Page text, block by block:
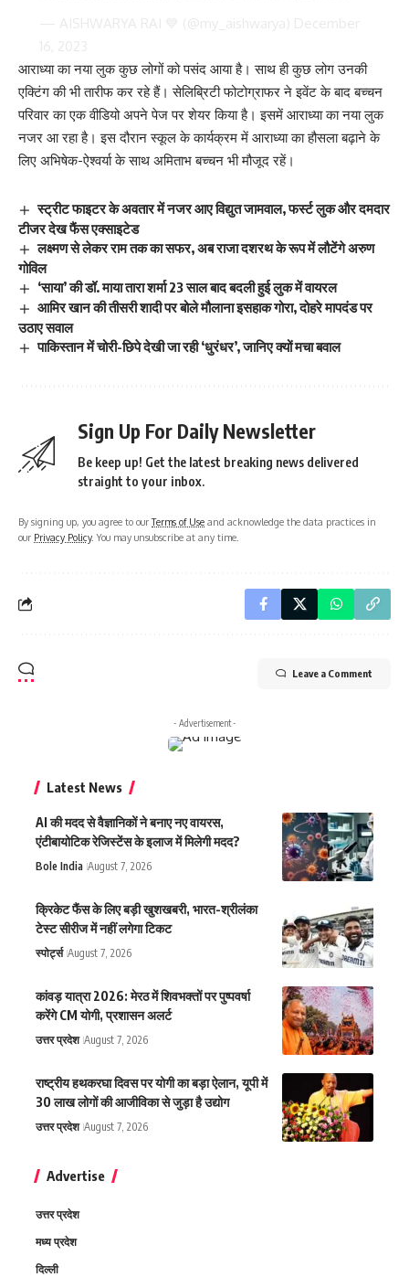
आराध्या का नया लुक कुछ लोगों को पसंद आया है। साथ ही कुछ लोग उनकी
एक्टिंग की भी तारीफ कर रहे हैं। सेलिब्रिटी फोटोग्राफर ने इवेंट के बाद बच्चन
परिवार का एक वीडियो अपने पेज पर शेयर किया है। इसमें आराध्या का नया लुक
नजर आ रहा है। इस दौरान स्कूल के कार्यक्रम में आराध्या का हौसला बढ़ाने के
लिए अभिषेक-ऐश्वर्या के साथ अमिताभ बच्चन भी मौजूद रहें।
स्ट्रीट फाइटर के अवतार में नजर आए विद्युत जामवाल, फर्स्ट लुक और दमदार
टीजर देख फैंस एक्साइटेड
लक्ष्मण से लेकर राम तक का सफर, अब राजा दशरथ के रूप में लौटेंगे अरुण
गोविल
‘साया’ की डॉ. माया तारा शर्मा 23 साल बाद बदली हुई लुक में वायरल
आमिर खान की तीसरी शादी पर बोले मौलाना इसहाक गोरा, दोहरे मापदंड पर
उठाए सवाल
पाकिस्तान में चोरी-छिपे देखी जा रही ‘धुरंधर’, जानिए क्यों मचा बवाल
Sign Up For Daily Newsletter
Be keep up! Get the latest breaking news delivered
straight to your inbox.
By signing up, you agree to ourTerms of Use and acknowledge the data practices in
our Privacy Policy. You may unsubscribe at any time.
Leave a Comment
- Advertisement -
Latest News
AI की मदद से वैज्ञानिकों ने बनाए नए वायरस,
एंटीबायोटिक रेजिस्टेंस के इलाज में मिलेगी मदद?
Bole India August 7, 2026
क्रिकेट फैंस के लिए बड़ी खुशखबरी, भारत-श्रीलंका
टेस्ट सीरीज में नहीं लगेगा टिकट
स्पोर्ट्स August 7, 2026
कांवड़ यात्रा 2026: मेरठ में शिवभक्तों पर पुष्पवर्षा
करेंगे CM योगी, प्रशासन अलर्ट
उत्तर प्रदेश August 7, 2026
राष्ट्रीय हथकरघा दिवस पर योगी का बड़ा ऐलान, यूपी में
30 लाख लोगों की आजीविका से जुड़ा है उद्योग
उत्तर प्रदेश August 7, 2026
Advertise
उत्तर प्रदेश
मध्य प्रदेश
दिल्ली